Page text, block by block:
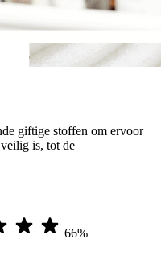
giftige stoffen om ervoor
is, tot de
66%